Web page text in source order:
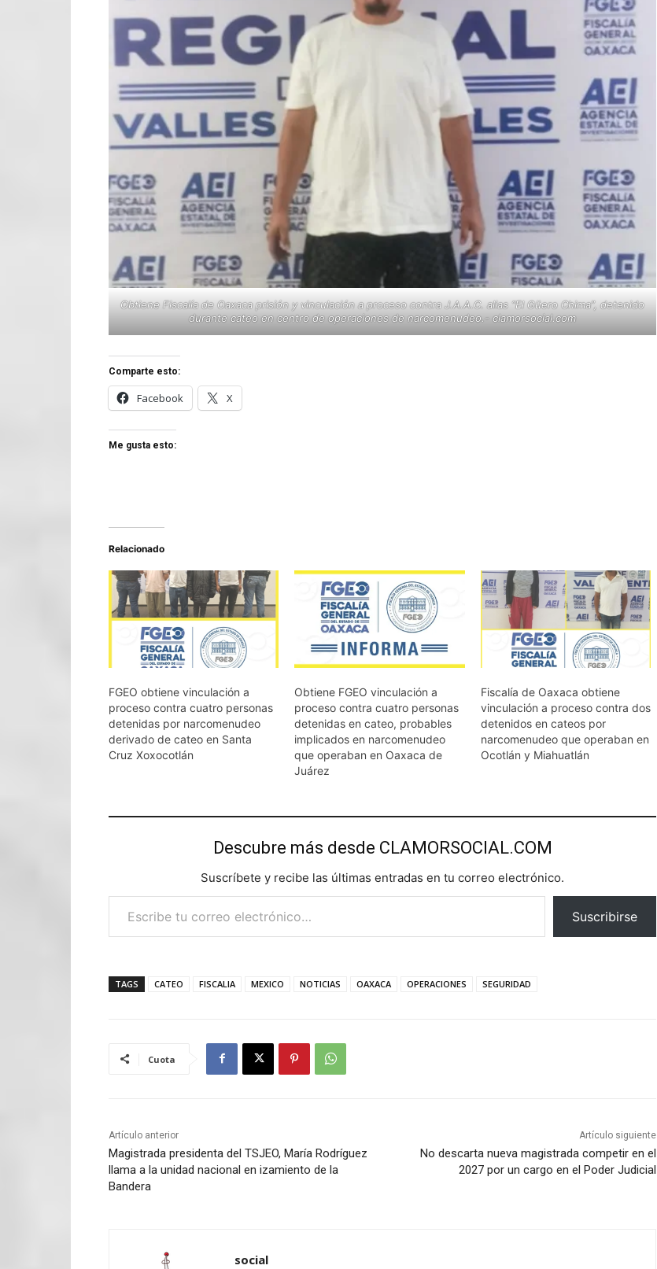
Obtiene Fiscalía de Oaxaca prisión y vinculación a proceso contra J.A.A.C. alias “El Güero Chima”, detenido
durante cateo en centro de operaciones de narcomenudeo.- clamorsocial.com
Comparte esto:
Facebook X
Me gusta esto:
Relacionado
FGEO obtiene vinculación a
proceso contra cuatro personas
detenidas por narcomenudeo
derivado de cateo en Santa
Cruz Xoxocotlán
Obtiene FGEO vinculación a
proceso contra cuatro personas
detenidas en cateo, probables
implicados en narcomenudeo
que operaban en Oaxaca de
Juárez
Fiscalía de Oaxaca obtiene
vinculación a proceso contra dos
detenidos en cateos por
narcomenudeo que operaban en
Ocotlán y Miahuatlán
Descubre más desde CLAMORSOCIAL.COM
Suscríbete y recibe las últimas entradas en tu correo electrónico.
Escribe tu correo electrónico…
Suscribirse
TAGS CATEO FISCALIA MEXICO NOTICIAS OAXACA OPERACIONES SEGURIDAD
Cuota
Artículo anterior
Magistrada presidenta del TSJEO, María Rodríguez
llama a la unidad nacional en izamiento de la
Bandera
Artículo siguiente
No descarta nueva magistrada competir en el
2027 por un cargo en el Poder Judicial
social